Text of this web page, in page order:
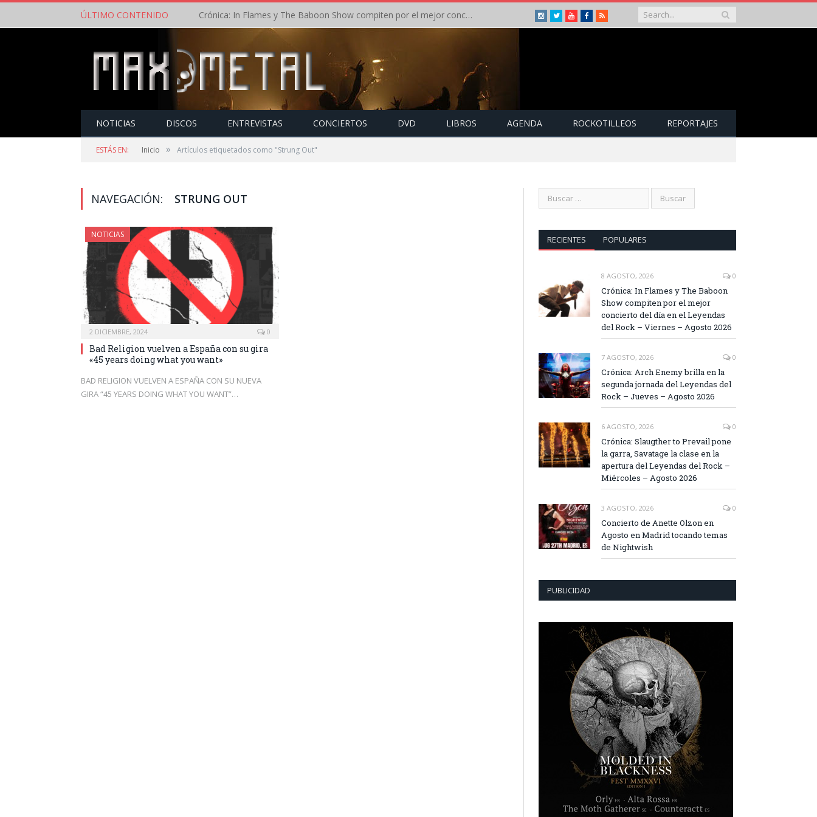
ÚLTIMO CONTENIDO Crónica: In Flames y The Baboon Show compiten por el mejor concierto del día en el Leyendas del Rock – Viernes – Agosto 2026 Instagram
TwitterYoutubeFacebook
RSS
NOTICIAS DISCOS ENTREVISTAS CONCIERTOS DVD LIBROS AGENDA ROCKOTILLEOS REPORTAJES
ESTÁS EN: Inicio » Artículos etiquetados como "Strung Out"
NAVEGACIÓN: STRUNG OUT
NOTICIAS
2 DICIEMBRE, 2024 0
Bad Religion vuelven a España con su gira
«45 years doing what you want»
BAD RELIGION VUELVEN A ESPAÑA CON SU NUEVA
GIRA “45 YEARS DOING WHAT YOU WANT”…
RECIENTES POPULARES
8 AGOSTO, 2026 0
Crónica: In Flames y The Baboon
Show compiten por el mejor
concierto del día en el Leyendas
del Rock – Viernes – Agosto 2026
7 AGOSTO, 2026 0
Crónica: Arch Enemy brilla en la
segunda jornada del Leyendas del
Rock – Jueves – Agosto 2026
6 AGOSTO, 2026 0
Crónica: Slaugther to Prevail pone
la garra, Savatage la clase en la
apertura del Leyendas del Rock –
Miércoles – Agosto 2026
3 AGOSTO, 2026 0
Concierto de Anette Olzon en
Agosto en Madrid tocando temas
de Nightwish
PUBLICIDAD